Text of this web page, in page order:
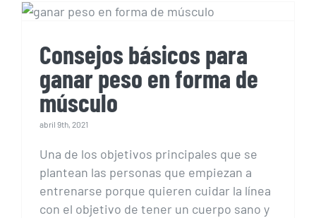
ganar peso en forma de
músculo
Consejos básicos para
ganar peso en forma de
músculo
abril 9th, 2021
Una de los objetivos principales que se
plantean las personas que empiezan a
entrenarse porque quieren cuidar la línea
con el objetivo de tener un cuerpo sano y